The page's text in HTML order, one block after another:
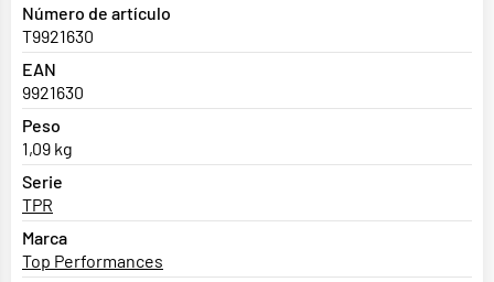
Número de artículo
T9921630
EAN
9921630
Peso
1,09 kg
Serie
TPR
Marca
Top Performances